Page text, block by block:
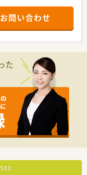
整えています。
の福利厚生！すべての従
バックアップしていま
お問い合わせ
た